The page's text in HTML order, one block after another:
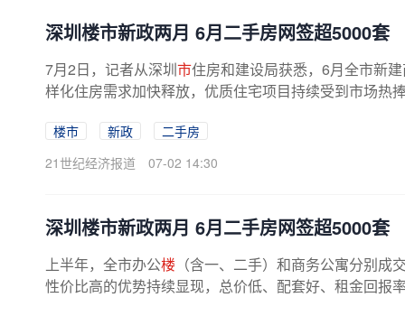
深圳楼市新政两月 6月二手房网签超5000套
7月2日，记者从深圳市住房和建设局获悉，6月全市新
样化住房需求加快释放，优质住宅项目持续受到市场热
楼市 新政
二手房
21世纪经济报道
07-02 14:30
深圳楼市新政两月 6月二手房网签超5000套
上半年，全市办公楼 （含一、二手）和商务公寓分别
性价比高的优势持续显现，总价低、配套好、租金回报